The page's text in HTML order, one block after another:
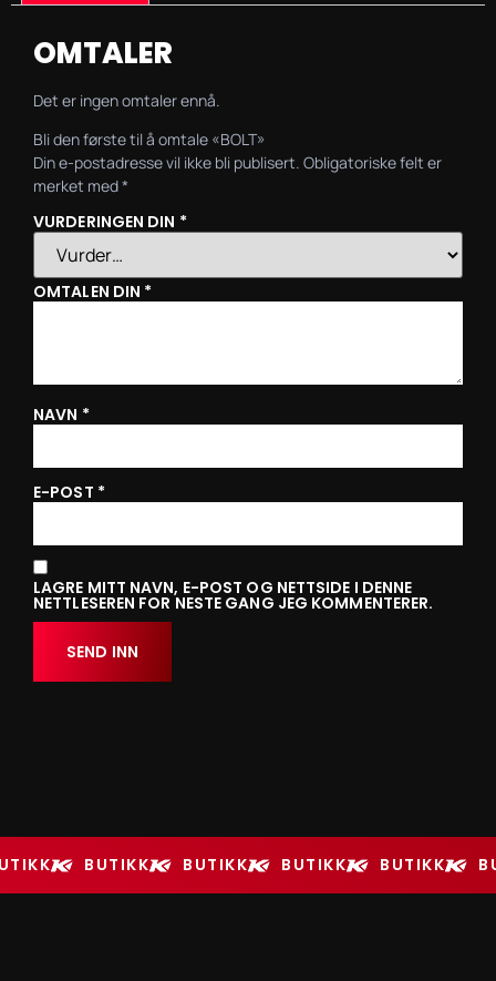
OMTALER
Det er ingen omtaler ennå.
Bli den første til å omtale «BOLT»
Din e-postadresse vil ikke bli publisert. Obligatoriske felt er
merket med*
VURDERINGEN DIN *
OMTALEN DIN *
NAVN *
E-POST *
LAGRE MITT NAVN, E-POST OG NETTSIDE I DENNE
NETTLESEREN FOR NESTE GANG JEG KOMMENTERER.
BUTIKK BUTIKK BUTIKK BUTIKK